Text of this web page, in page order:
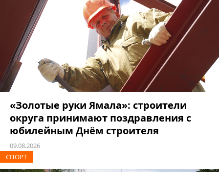
«Золотые руки Ямала»: строители
округа принимают поздравления с
юбилейным Днём строителя
09.08.2026
СПОРТ